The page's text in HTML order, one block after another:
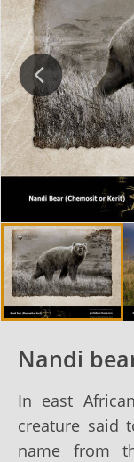
Nandi
In east
creature said
name from